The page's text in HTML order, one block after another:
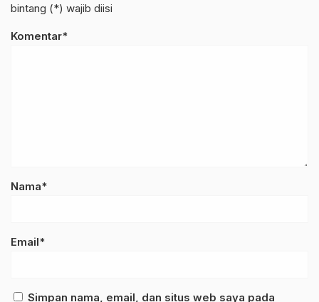
bintang (*) wajib diisi
Komentar*
Nama*
Email*
Simpan nama, email, dan situs web saya pada